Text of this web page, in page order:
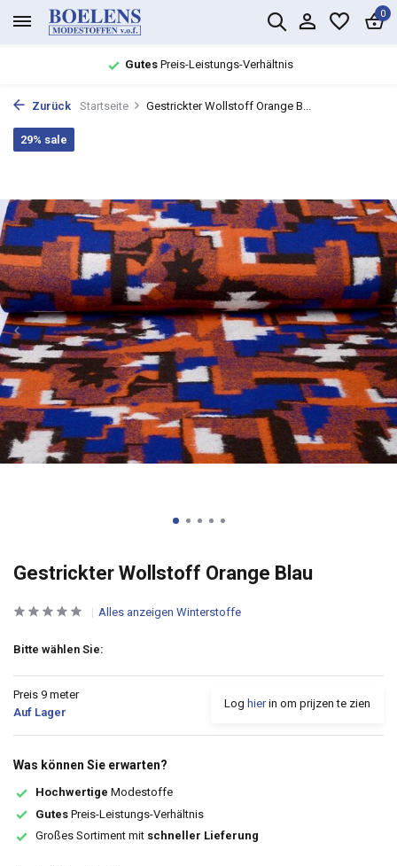
0
GutesPreis-Leistungs-Verhältnis
Zurück Startseite Gestrickter Wollstoff Orange B...
Gestrickter Wollstoff Orange Blau
29% sale
Alles anzeigen Winterstoffe
Bitte wählen Sie:
Preis 9 meter
Auf Lager
Log hierin om prijzen te zien
Was können Sie erwarten?
Hochwertige Modestoffe
Gutes Preis-Leistungs-Verhältnis
Großes Sortiment mit schneller Lieferung